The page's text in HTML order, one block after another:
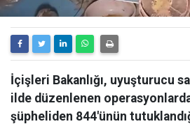
İçişleri Bakanlığı, uyuşturucu
ilde düzenlenen
şüpheliden 844'ünün